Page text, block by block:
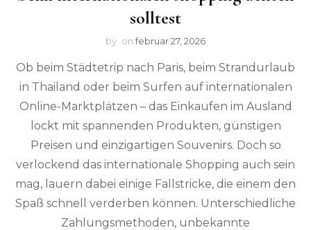
solltest
by onfebruar 27, 2026
Ob beim Städtetrip nach Paris, beim Strandurlaub
in Thailand oder beim Surfen auf internationalen
Online-Marktplätzen – das Einkaufen im Ausland
lockt mit spannenden Produkten, günstigen
Preisen und einzigartigen Souvenirs. Doch so
verlockend das internationale Shopping auch sein
mag, lauern dabei einige Fallstricke, die einem den
Spaß schnell verderben können. Unterschiedliche
Zahlungsmethoden, unbekannte